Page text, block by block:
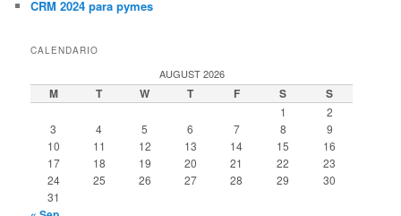
CRM 2024 para pymes
CALENDARIO
AUGUST 2026
M T W T F S S
1
2
3
4 5 6 7 8
9
10
11 12 13 14 15
16
17
18 19 20 21 22
23
24
25 26 27 28 29
30
31